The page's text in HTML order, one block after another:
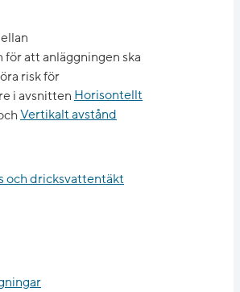
att anläggningen ska
risk för
i avsnitten Horisontellt
Vertikalt avstånd
och dricksvattentäkt